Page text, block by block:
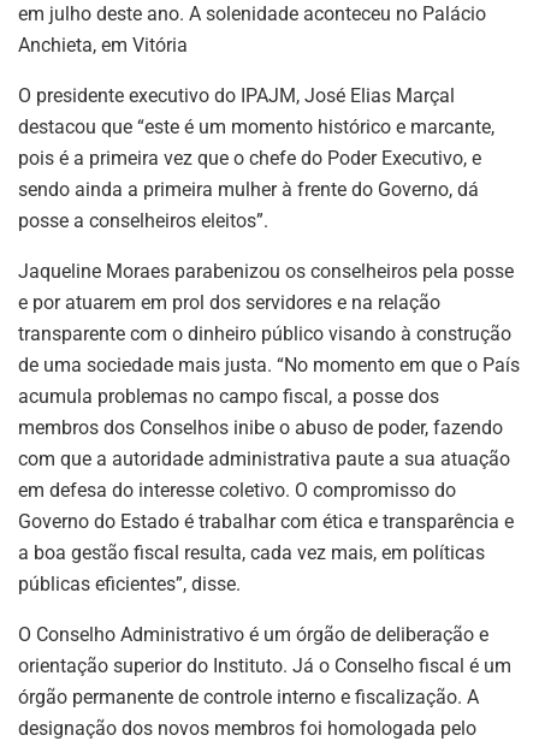
em julho deste ano. A solenidade aconteceu no Palácio
Anchieta, em Vitória
O presidente executivo do IPAJM, José Elias Marçal
destacou que “este é um momento histórico e marcante,
pois é a primeira vez que o chefe do Poder Executivo, e
sendo ainda a primeira mulher à frente do Governo, dá
posse a conselheiros eleitos”.
Jaqueline Moraes parabenizou os conselheiros pela posse
e por atuarem em prol dos servidores e na relação
transparente com o dinheiro público visando à construção
de uma sociedade mais justa. “No momento em que o País
acumula problemas no campo fiscal, a posse dos
membros dos Conselhos inibe o abuso de poder, fazendo
com que a autoridade administrativa paute a sua atuação
em defesa do interesse coletivo. O compromisso do
Governo do Estado é trabalhar com ética e transparência e
a boa gestão fiscal resulta, cada vez mais, em políticas
públicas eficientes”, disse.
O Conselho Administrativo é um órgão de deliberação e
orientação superior do Instituto. Já o Conselho fiscal é um
órgão permanente de controle interno e fiscalização. A
designação dos novos membros foi homologada pelo